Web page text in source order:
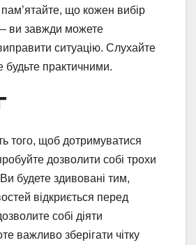
що кожен вибір
ви завжди можете
ситуацію. Слухайте
будьте практичними.
того, щоб дотримуватися
дозволити собі трохи
будете здивовані тим,
відкриється перед
собі діяти
важливо зберігати чітку